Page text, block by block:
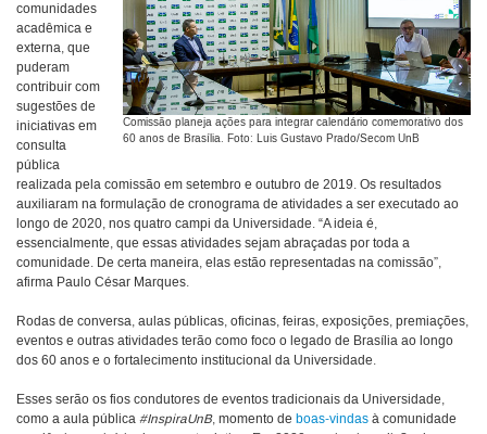
Comissão planeja ações para integrar calendário comemorativo dos
60 anos de Brasília. Foto: Luis Gustavo Prado/Secom UnB
comunidades
acadêmica e
externa, que
puderam
contribuir com
sugestões de
iniciativas em
consulta
pública
realizada pela comissão em setembro e outubro de 2019. Os resultados
auxiliaram na formulação de cronograma de atividades a ser executado ao
longo de 2020, nos quatro campi da Universidade. “A ideia é,
essencialmente, que essas atividades sejam abraçadas por toda a
comunidade. De certa maneira, elas estão representadas na comissão”,
afirma Paulo César Marques.
Rodas de conversa, aulas públicas, oficinas, feiras, exposições, premiações,
eventos e outras atividades terão como foco o legado de Brasília ao longo
dos 60 anos e o fortalecimento institucional da Universidade.
Esses serão os fios condutores de eventos tradicionais da Universidade,
como a aula pública #InspiraUnB, momento de boas-vindas à comunidade